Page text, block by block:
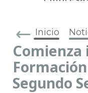
Inicio
Segundo